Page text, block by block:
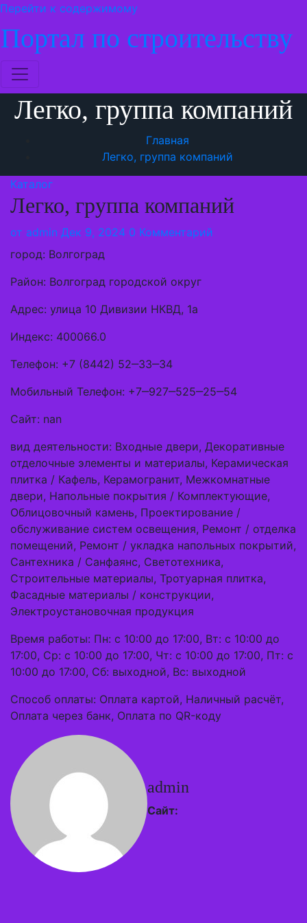
Перейти к содержимому
Портал по строительству
Легко, группа компаний
Главная
Легко, группа компаний
Каталог
Легко, группа компаний
от admin Дек 9, 2024 0 Комментарий
город: Волгоград
Район: Волгоград городской округ
Адрес: улица 10 Дивизии НКВД, 1а
Индекс: 400066.0
Телефон: +7 (8442) 52‒33‒34
Мобильный Телефон: +7‒927‒525‒25‒54
Сайт: nan
вид деятельности: Входные двери, Декоративные
отделочные элементы и материалы, Керамическая
плитка / Кафель, Керамогранит, Межкомнатные
двери, Напольные покрытия / Комплектующие,
Облицовочный камень, Проектирование /
обслуживание систем освещения, Ремонт / отделка
помещений, Ремонт / укладка напольных покрытий,
Сантехника / Санфаянс, Светотехника,
Строительные материалы, Тротуарная плитка,
Фасадные материалы / конструкции,
Электроустановочная продукция
Время работы: Пн: с 10:00 до 17:00, Вт: с 10:00 до
17:00, Ср: с 10:00 до 17:00, Чт: с 10:00 до 17:00, Пт: с
10:00 до 17:00, Сб: выходной, Вс: выходной
Способ оплаты: Оплата картой, Наличный расчёт,
Оплата через банк, Оплата по QR-коду
admin
Сайт: